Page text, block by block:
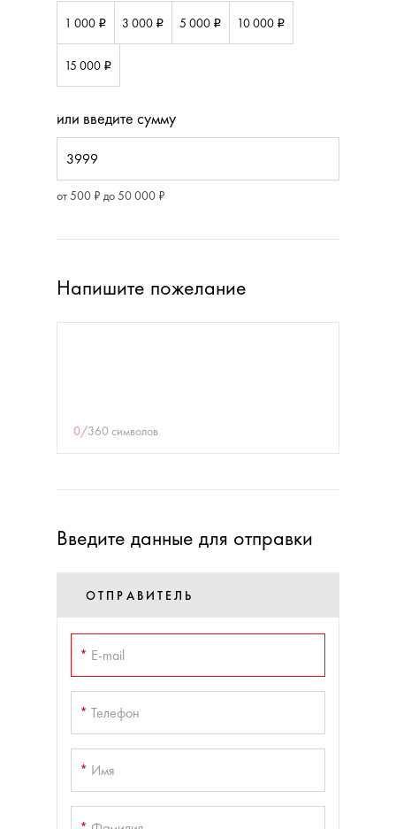
1 000 i 3 000 i 5 000 i 10 000 i
15 000 i
или введите сумму
от 500 ₽ до 50 000 ₽
Напишите пожелание
0/360 символов
Введите данные для отправки
ОТПРАВИТЕЛЬ
* E-mail
* Телефон
* Имя